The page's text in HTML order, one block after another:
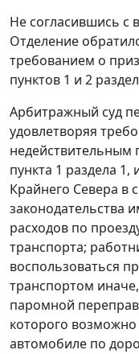
Не согласившись с
Отделение
требованием о
пунктов 1 и 2
Арбитражный суд
удовлетворяя
недействительным
пункта 1 раздела 1,
Крайнего Севера в
законодательства
расходов по
транспорта;
воспользоваться
транспортом
паромной
которого
автомобиле по